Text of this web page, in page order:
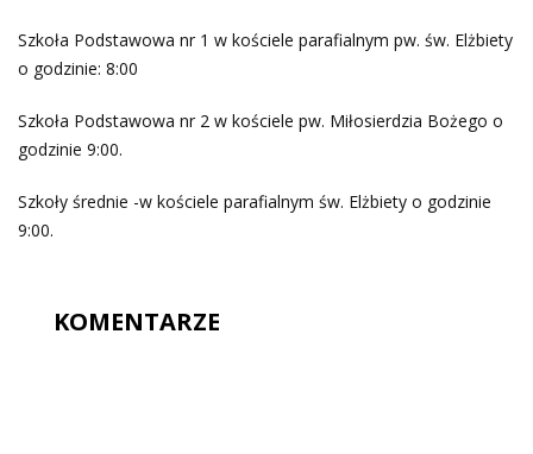
Szkoła Podstawowa nr 1 w kościele parafialnym pw. św. Elżbiety
o godzinie: 8:00
Szkoła Podstawowa nr 2 w kościele pw. Miłosierdzia Bożego o
godzinie 9:00.
Szkoły średnie -w kościele parafialnym św. Elżbiety o godzinie
9:00.
KOMENTARZE